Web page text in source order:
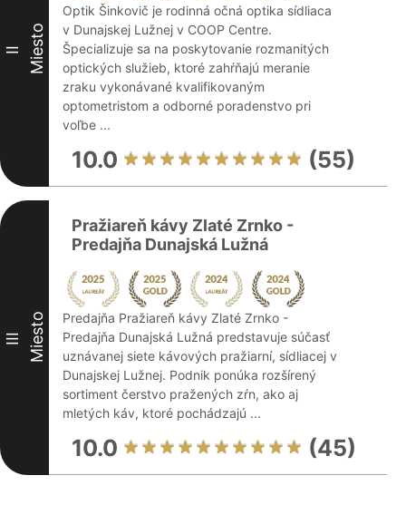
II Miesto
Optik Šinkovič je rodinná očná optika sídliaca
v Dunajskej Lužnej v COOP Centre.
Špecializuje sa na poskytovanie rozmanitých
optických služieb, ktoré zahŕňajú meranie
zraku vykonávané kvalifikovaným
optometristom a odborné poradenstvo pri
voľbe ...
10.0 (55)
III Miesto
Pražiareň kávy Zlaté Zrnko -
Predajňa Dunajská Lužná
Predajňa Pražiareň kávy Zlaté Zrnko -
Predajňa Dunajská Lužná predstavuje súčasť
uznávanej siete kávových pražiarní, sídliacej v
Dunajskej Lužnej. Podnik ponúka rozšírený
sortiment čerstvo pražených zŕn, ako aj
mletých káv, ktoré pochádzajú ...
10.0 (45)